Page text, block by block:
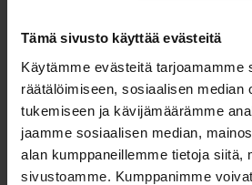
Tämä sivusto käyttää evästeitä
Käytämme evästeitä tarjoamamme
räätälöimiseen, sosiaalisen median
tukemiseen ja kävijämäärämme
jaamme sosiaalisen median,
alan kumppaneillemme tietoja siitä,
sivustoamme. Kumppanimme
kaikille inkontinenssisuojille.
ainutlaatuisen neulontarakenteen
Materiaalit
87% polyesteria
13% elastaania